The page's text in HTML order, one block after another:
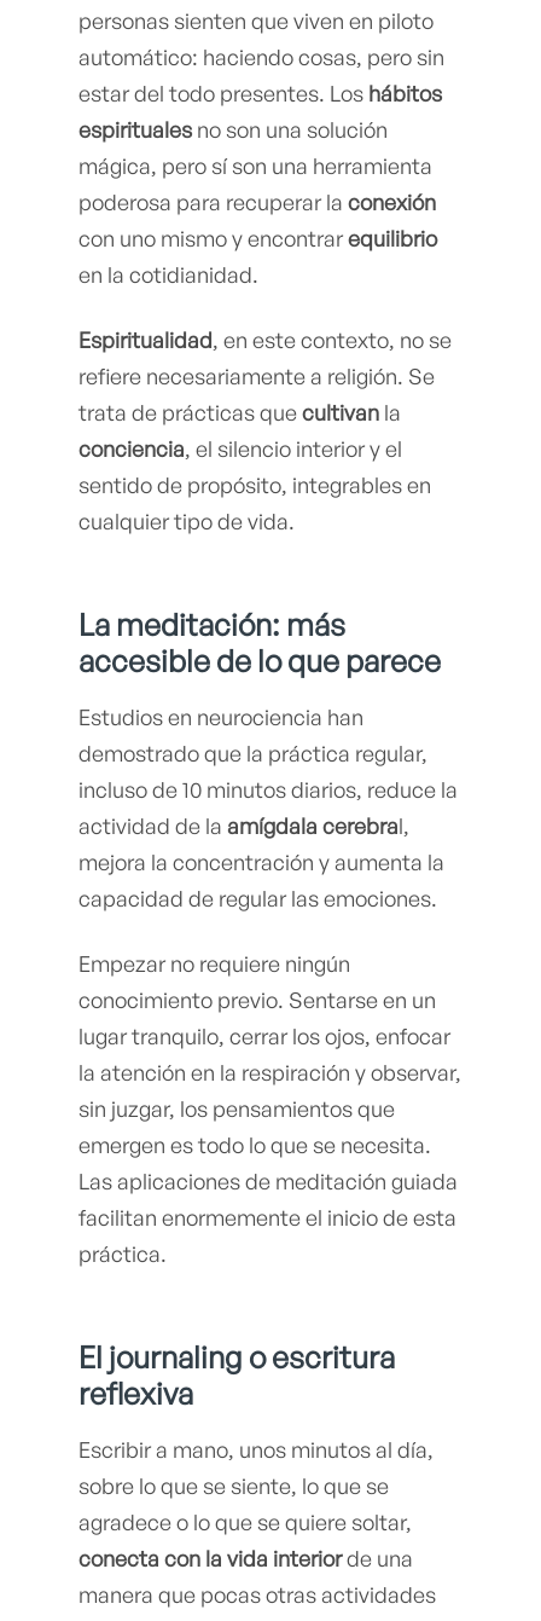
personas sienten que viven en piloto
automático: haciendo cosas, pero sin
estar del todo presentes. Los hábitos
espirituales no son una solución
mágica, pero sí son una herramienta
poderosa para recuperar la conexión
con uno mismo y encontrarequilibrio
en la cotidianidad.
Espiritualidad, en este contexto, no se
refiere necesariamente a religión. Se
trata de prácticas quecultivan la
conciencia, el silencio interior y el
sentido de propósito, integrables en
cualquier tipo de vida.
La meditación: más
accesible de lo que parece
Estudios en neurociencia han
demostrado que la práctica regular,
incluso de 10 minutos diarios, reduce la
actividad de la amígdala cerebral,
mejora la concentración y aumenta la
capacidad de regular las emociones.
Empezar no requiere ningún
conocimiento previo. Sentarse en un
lugar tranquilo, cerrar los ojos, enfocar
la atención en la respiración y observar,
sin juzgar, los pensamientos que
emergen es todo lo que se necesita.
Las aplicaciones de meditación guiada
facilitan enormemente el inicio de esta
práctica.
El journaling o escritura
reflexiva
Escribir a mano, unos minutos al día,
sobre lo que se siente, lo que se
agradece o lo que se quiere soltar,
conecta con la vida interiorde una
manera que pocas otras actividades